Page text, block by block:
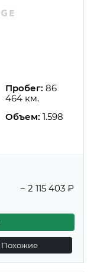
Пробег: 86
464 км.
Объем: 1.598
~ 2 115 403 ₽
Похожие